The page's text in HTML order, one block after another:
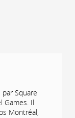
Square
Games. Il
Montréal,